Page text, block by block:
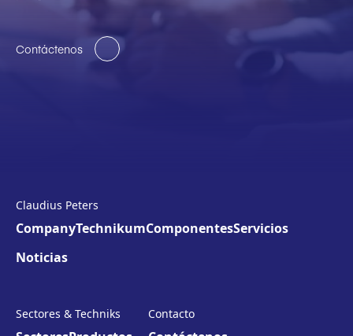
Contáctenos
Claudius Peters
CompanyTechnikumComponentesServicios
Noticias
Sectores & Techniks Contacto